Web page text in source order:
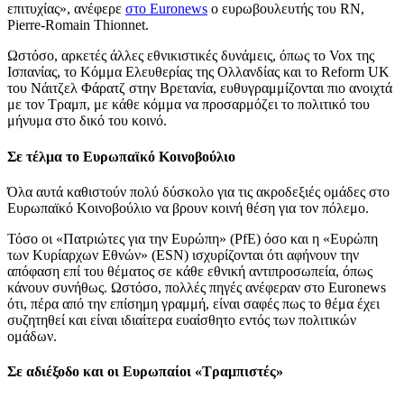
επιτυχίας», ανέφερε στο Euronews ο ευρωβουλευτής του RN,
Pierre-Romain Thionnet.
Ωστόσο, αρκετές άλλες εθνικιστικές δυνάμεις, όπως το Vox της
Ισπανίας, το Κόμμα Ελευθερίας της Ολλανδίας και το Reform UK
του Νάιτζελ Φάρατζ στην Βρετανία, ευθυγραμμίζονται πιο ανοιχτά
με τον Τραμπ, με κάθε κόμμα να προσαρμόζει το πολιτικό του
μήνυμα στο δικό του κοινό.
Σε τέλμα το Ευρωπαϊκό Κοινοβούλιο
Όλα αυτά καθιστούν πολύ δύσκολο για τις ακροδεξιές ομάδες στο
Ευρωπαϊκό Κοινοβούλιο να βρουν κοινή θέση για τον πόλεμο.
Τόσο οι «Πατριώτες για την Ευρώπη» (PfE) όσο και η «Ευρώπη
των Κυρίαρχων Εθνών» (ESN) ισχυρίζονται ότι αφήνουν την
απόφαση επί του θέματος σε κάθε εθνική αντιπροσωπεία, όπως
κάνουν συνήθως. Ωστόσο, πολλές πηγές ανέφεραν στο Euronews
ότι, πέρα ​​από την επίσημη γραμμή, είναι σαφές πως το θέμα έχει
συζητηθεί και είναι ιδιαίτερα ευαίσθητο εντός των πολιτικών
ομάδων.
Σε αδιέξοδο και οι Ευρωπαίοι «Τραμπιστές»